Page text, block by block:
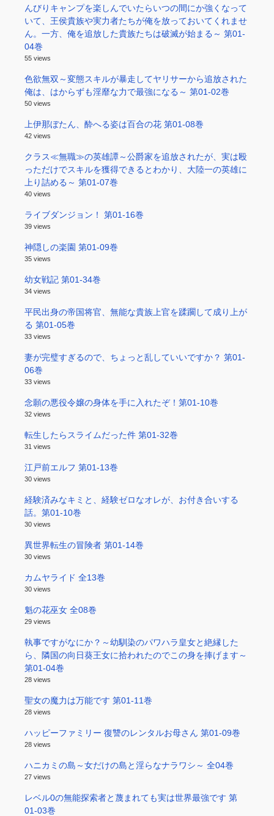
んびりキャンプを楽しんでいたらいつの間にか強くなって
いて、王侯貴族や実力者たちが俺を放っておいてくれませ
ん。一方、俺を追放した貴族たちは破滅が始まる～ 第01-
04巻
55 views
色欲無双～変態スキルが暴走してヤリサーから追放された
俺は、はからずも淫靡な力で最強になる～ 第01-02巻
50 views
上伊那ぼたん、酔へる姿は百合の花 第01-08巻
42 views
クラス≪無職≫の英雄譚～公爵家を追放されたが、実は殴
っただけでスキルを獲得できるとわかり、大陸一の英雄に
上り詰める～ 第01-07巻
40 views
ライブダンジョン！ 第01-16巻
39 views
神隠しの楽園 第01-09巻
35 views
幼女戦記 第01-34巻
34 views
平民出身の帝国将官、無能な貴族上官を蹂躙して成り上が
る 第01-05巻
33 views
妻が完璧すぎるので、ちょっと乱していいですか？ 第01-
06巻
33 views
念願の悪役令嬢の身体を手に入れたぞ！第01-10巻
32 views
転生したらスライムだった件 第01-32巻
31 views
江戸前エルフ 第01-13巻
30 views
経験済みなキミと、経験ゼロなオレが、お付き合いする
話。第01-10巻
30 views
異世界転生の冒険者 第01-14巻
30 views
カムヤライド 全13巻
30 views
魁の花巫女 全08巻
29 views
執事ですがなにか？～幼馴染のパワハラ皇女と絶縁した
ら、隣国の向日葵王女に拾われたのでこの身を捧げます～
第01-04巻
28 views
聖女の魔力は万能です 第01-11巻
28 views
ハッピーファミリー 復讐のレンタルお母さん 第01-09巻
28 views
ハニカミの島～女だけの島と淫らなナラワシ～ 全04巻
27 views
レベル0の無能探索者と蔑まれても実は世界最強です 第
01-03巻